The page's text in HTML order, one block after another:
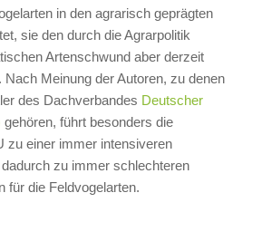
in den agrarisch geprägten
sie den durch die Agrarpolitik
Artenschwund aber derzeit
Nach Meinung der Autoren, zu denen
des Dachverbandes Deutscher
gehören, führt besonders die
zu einer immer intensiveren
zu immer schlechteren
für die Feldvogelarten.